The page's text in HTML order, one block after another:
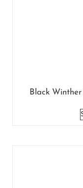
Black